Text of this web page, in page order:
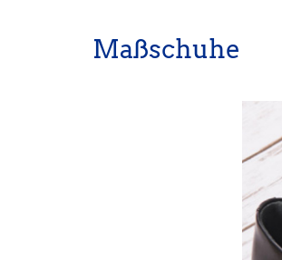
Maßschuhe